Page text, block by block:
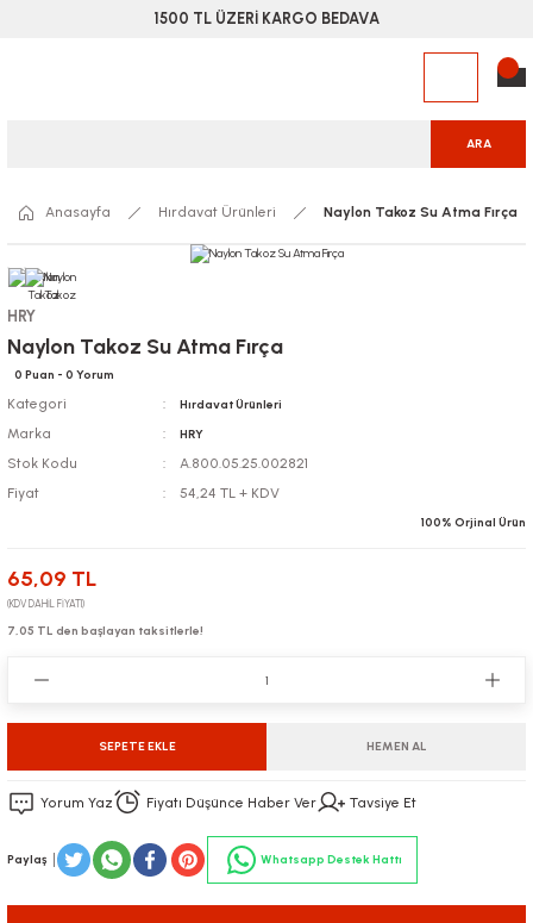
1500 TL ÜZERİ KARGO BEDAVA
ARA
Anasayfa Hırdavat Ürünleri Naylon Takoz Su Atma Fırça
HRY
Naylon Takoz Su Atma Fırça
0 Puan - 0 Yorum
Kategori Hırdavat Ürünleri
Marka HRY
Stok Kodu
A.800.05.25.002821
Fiyat
54,24 TL + KDV
100% Orjinal Ürün
65,09 TL
(KDV DAHİL FİYATI)
7,05 TL den başlayan taksitlerle!
SEPETE EKLE HEMEN AL
Yorum Yaz Fiyatı Düşünce Haber Ver Tavsiye Et
Paylaş Whatsapp Destek Hattı